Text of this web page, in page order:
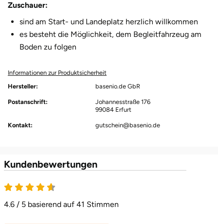
Zuschauer:
sind am Start- und Landeplatz herzlich willkommen
es besteht die Möglichkeit, dem Begleitfahrzeug am
Boden zu folgen
Informationen zur Produktsicherheit
Hersteller:
basenio.de GbR
Postanschrift:
Johannesstraße 176
99084 Erfurt
Kontakt: gutschein@basenio.de
Kundenbewertungen
4.6 / 5 basierend auf 41 Stimmen
Horb am Neckar
Ibbenbüren
Jerichower Land
Kempten